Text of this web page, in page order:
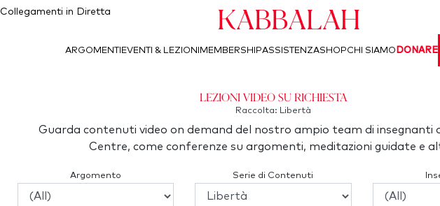
Collegamenti in Diretta Kabbalah
ARGOMENTI EVENTI & LEZIONI MEMBERSHIPASSISTENZASHOPCHI SIAMO DONARE
Lezioni video su richiesta
Raccolta: Libertà
Guarda contenuti video on demand del nostro ampio team di insegnanti
Centre, come conferenze su argomenti, meditazioni guidate e
Argomento Serie di Contenuti